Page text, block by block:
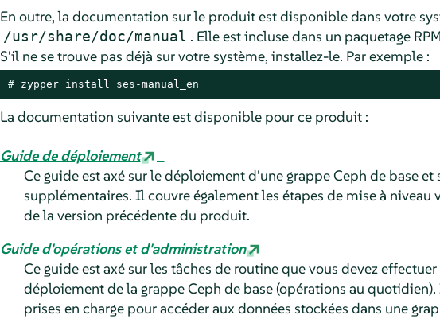
En outre, la documentation sur le produit est disponible dans votre
/usr/share/doc/manual . Elle est incluse dans un paquetage
S'il ne se trouve pas déjà sur votre système, installez-le. Par exemple :
# zypper install ses-manual_en
La documentation suivante est disponible pour ce produit :
Guide de déploiement
Ce guide est axé sur le déploiement d'une grappe Ceph de base
supplémentaires. Il couvre également les étapes de mise à niveau
de la version précédente du produit.
Guide d'opérations et d'administration
Ce guide est axé sur les tâches de routine que vous devez
déploiement de la grappe Ceph de base (opérations au
prises en charge pour accéder aux données stockées dans une